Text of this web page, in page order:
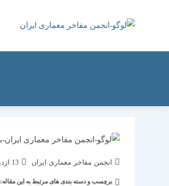
نویسندهٔ
انجمن مفاخر معماری ایران
نوشته
شده
13 اردیبهشت 1401
دسته‌برچسب و دسته بندی های مرتبط به این مقاله: